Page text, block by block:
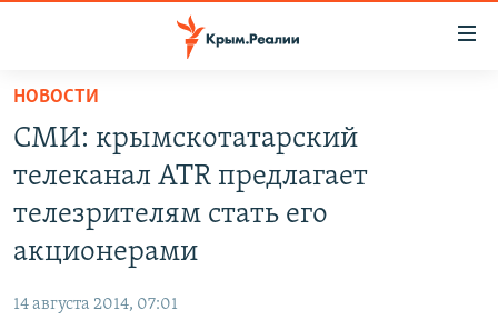
Вернуться
основному
содержанию
главной
Вернутся
СПЕЦПРОЕКТЫ
ИНТЕРАКТИВ
РАДІО СВОБОДА
НОВОСТИ
СМИ: крымскотатарский
телеканал ATR предлагает
телезрителям стать его
акционерами
14 августа 2014, 07:01